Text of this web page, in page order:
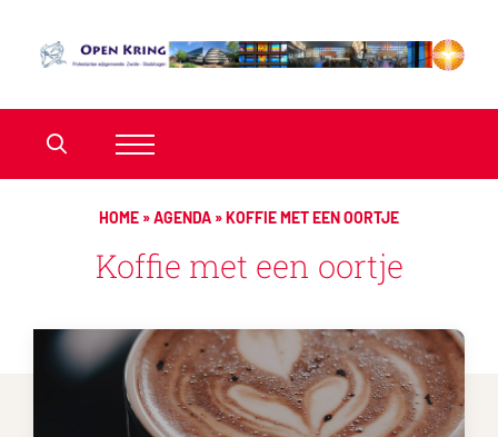
HOME »AGENDA »KOFFIE MET EEN OORTJE
Koffie met een oortje